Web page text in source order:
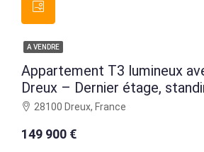
A VENDRE
Appartement T3 lumineux
Dreux – Dernier étage,
28100 Dreux, France
149 900 €